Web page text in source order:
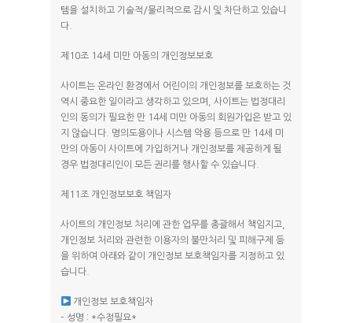
템을 설치하고 기술적/물리적으로 감시 및 차단하고 있습니
다.
제10조 14세 미만 아동의 개인정보보호
사이트는 온라인 환경에서 어린이의 개인정보를 보호하는 것
역시 중요한 일이라고 생각하고 있으며, 사이트는 법정대리
인의 동의가 필요한 만 14세 미만 아동의 회원가입은 받고 있
지 않습니다. 명의도용이나 시스템 악용 등으로 만 14세 미
만의 아동이 사이트에 가입하거나 개인정보를 제공하게 될
경우 법정대리인이 모든 권리를 행사할 수 있습니다.
제11조 개인정보보호 책임자
사이트의 개인정보 처리에 관한 업무를 총괄해서 책임지고,
개인정보 처리와 관련한 이용자의 불만처리 및 피해구제 등
을 위하여 아래와 같이 개인정보 보호책임자를 지정하고 있
습니다.
개인정보 보호책임자
– 성명 : *수정필요*